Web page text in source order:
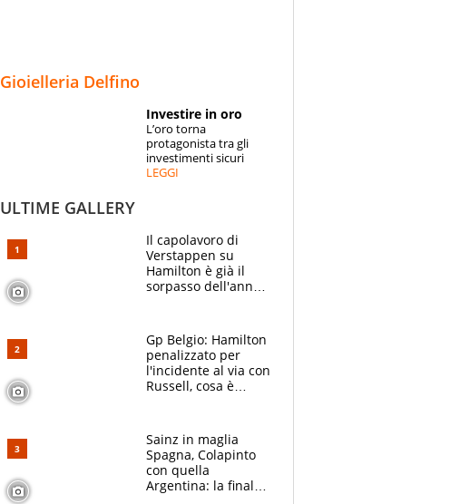
ESPERTI
Gioielleria Delfino
Investire in oro
L’oro torna
protagonista tra gli
investimenti sicuri
LEGGI
ULTIME GALLERY
Il capolavoro di
Verstappen su
Hamilton è già il
sorpasso dell'anno:
2021
Gp Belgio: Hamilton
penalizzato per
l'incidente al via con
Russell, cosa è
Sainz in maglia
Spagna, Colapinto
con quella
Argentina: la finale